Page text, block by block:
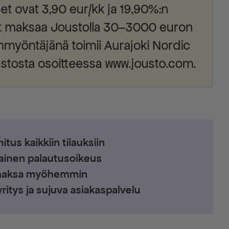
ovat 3,90 eur/kk ja 19,90%:n
maksaa Joustolla 30–3000 euron
toimii Aurajoki Nordic
osoitteessa www.jousto.com.
kaikkiin tilauksiin
palautusoikeus
myöhemmin
ja sujuva asiakaspalvelu